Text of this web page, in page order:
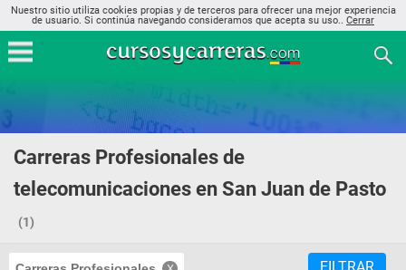
Nuestro sitio utiliza cookies propias y de terceros para ofrecer una mejor experiencia
de usuario. Si continúa navegando consideramos que acepta su uso.. Cerrar
Carreras Profesionales de
telecomunicaciones en San Juan de Pasto
(1)